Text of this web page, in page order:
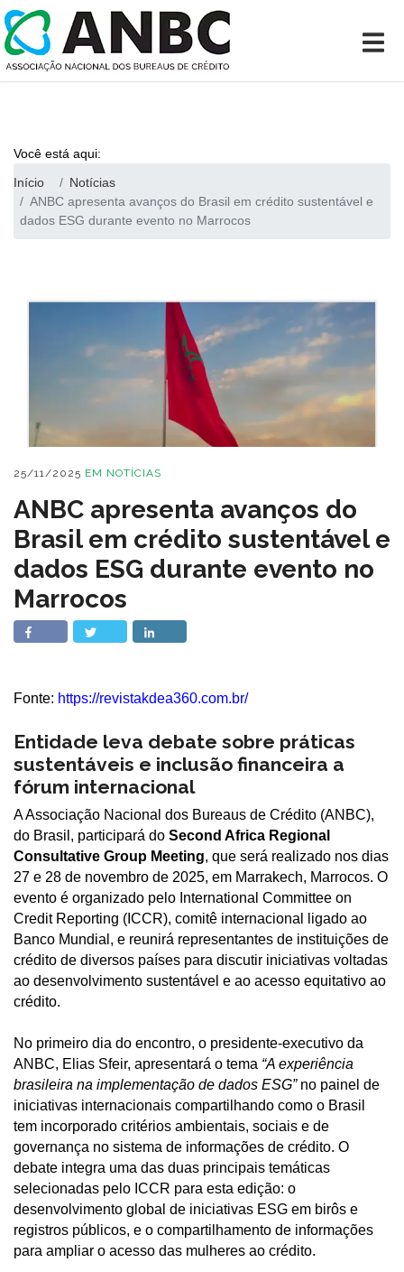
Você está aqui:
Início
Notícias
ANBC apresenta avanços do Brasil em crédito sustentável e
dados ESG durante evento no Marrocos
25/11/2025 EM NOTÍCIAS
ANBC apresenta avanços do
Brasil em crédito sustentável e
dados ESG durante evento no
Marrocos
Fonte: https://revistakdea360.com.br/
Entidade leva debate sobre práticas
sustentáveis e inclusão financeira a
fórum internacional
A Associação Nacional dos Bureaus de Crédito (ANBC),
do Brasil, participará do Second Africa Regional
Consultative Group Meeting, que será realizado nos dias
27 e 28 de novembro de 2025, em Marrakech, Marrocos. O
evento é organizado pelo International Committee on
Credit Reporting (ICCR), comitê internacional ligado ao
Banco Mundial, e reunirá representantes de instituições de
crédito de diversos países para discutir iniciativas voltadas
ao desenvolvimento sustentável e ao acesso equitativo ao
crédito.
No primeiro dia do encontro, o presidente-executivo da
ANBC, Elias Sfeir, apresentará o tema “A experiência
brasileira na implementação de dados ESG”no painel de
iniciativas internacionais compartilhando como o Brasil
tem incorporado critérios ambientais, sociais e de
governança no sistema de informações de crédito. O
debate integra uma das duas principais temáticas
selecionadas pelo ICCR para esta edição: o
desenvolvimento global de iniciativas ESG em birôs e
registros públicos, e o compartilhamento de informações
para ampliar o acesso das mulheres ao crédito.